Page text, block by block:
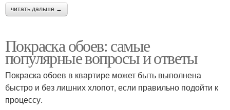
читать дальше →
Покраска обоев: самые
популярные вопросы и ответы
Покраска обоев в квартире может быть выполнена
быстро и без лишних хлопот, если правильно подойти к
процессу.